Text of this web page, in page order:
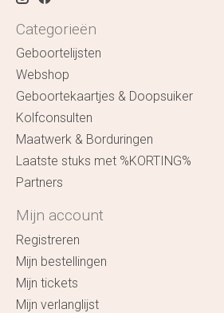
Categorieën
Geboortelijsten
Webshop
Geboortekaartjes & Doopsuiker
Kolfconsulten
Maatwerk & Borduringen
Laatste stuks met %KORTING%
Partners
Mijn account
Registreren
Mijn bestellingen
Mijn tickets
Mijn verlanglijst